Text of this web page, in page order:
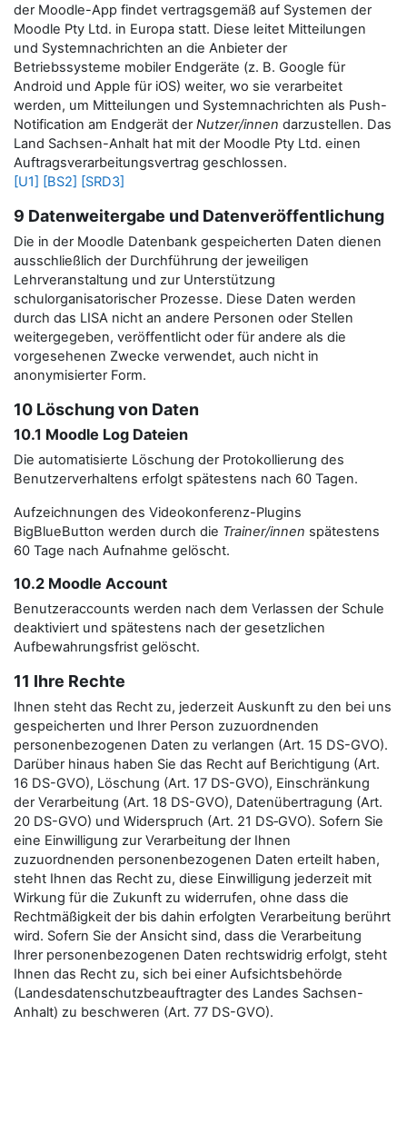
der Moodle-App findet vertragsgemäß auf Systemen der
Moodle Pty Ltd. in Europa statt. Diese leitet Mitteilungen
und Systemnachrichten an die Anbieter der
Betriebssysteme mobiler Endgeräte (z. B. Google für
Android und Apple für iOS) weiter, wo sie verarbeitet
werden, um Mitteilungen und Systemnachrichten als Push-
Notification am Endgerät derNutzer/innen darzustellen. Das
Land Sachsen-Anhalt hat mit der Moodle Pty Ltd. einen
Auftragsverarbeitungsvertrag geschlossen.
[U1] [BS2] [SRD3]
9 Datenweitergabe und Datenveröffentlichung
Die in der Moodle Datenbank gespeicherten Daten dienen
ausschließlich der Durchführung der jeweiligen
Lehrveranstaltung und zur Unterstützung
schulorganisatorischer Prozesse. Diese Daten werden
durch das LISA nicht an andere Personen oder Stellen
weitergegeben, veröffentlicht oder für andere als die
vorgesehenen Zwecke verwendet, auch nicht in
anonymisierter Form.
10 Löschung von Daten
10.1 Moodle Log Dateien
Die automatisierte Löschung der Protokollierung des
Benutzerverhaltens erfolgt spätestens nach 60 Tagen.
Aufzeichnungen des Videokonferenz-Plugins
BigBlueButton werden durch die Trainer/innen spätestens
60 Tage nach Aufnahme gelöscht.
10.2 Moodle Account
Benutzeraccounts werden nach dem Verlassen der Schule
deaktiviert und spätestens nach der gesetzlichen
Aufbewahrungsfrist gelöscht.
11 Ihre Rechte
Ihnen steht das Recht zu, jederzeit Auskunft zu den bei uns
gespeicherten und Ihrer Person zuzuordnenden
personenbezogenen Daten zu verlangen (Art. 15 DS-GVO).
Darüber hinaus haben Sie das Recht auf Berichtigung (Art.
16 DS-GVO), Löschung (Art. 17 DS-GVO), Einschränkung
der Verarbeitung (Art. 18 DS-GVO), Datenübertragung (Art.
20 DS-GVO) und Widerspruch (Art. 21 DS‑GVO). Sofern Sie
eine Einwilligung zur Verarbeitung der Ihnen
zuzuordnenden personenbezogenen Daten erteilt haben,
steht Ihnen das Recht zu, diese Einwilligung jederzeit mit
Wirkung für die Zukunft zu widerrufen, ohne dass die
Rechtmäßigkeit der bis dahin erfolgten Verarbeitung berührt
wird. Sofern Sie der Ansicht sind, dass die Verarbeitung
Ihrer personenbezogenen Daten rechtswidrig erfolgt, steht
Ihnen das Recht zu, sich bei einer Aufsichtsbehörde
(Landesdatenschutzbeauftragter des Landes Sachsen-
Anhalt) zu beschweren (Art. 77 DS-GVO).